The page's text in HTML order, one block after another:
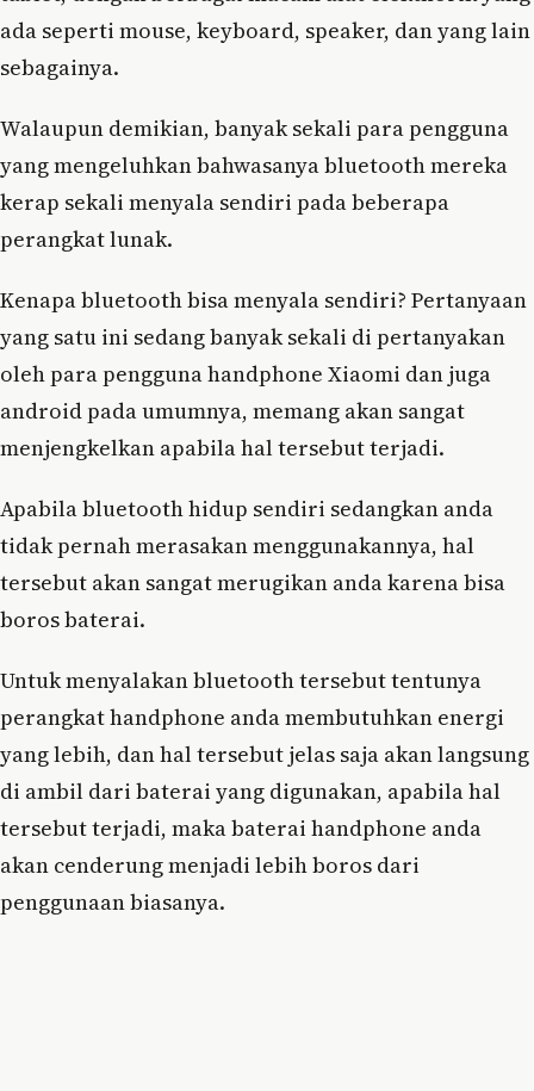
ada seperti mouse, keyboard, speaker, dan yang lain
sebagainya.
Walaupun demikian, banyak sekali para pengguna
yang mengeluhkan bahwasanya bluetooth mereka
kerap sekali menyala sendiri pada beberapa
perangkat lunak.
Kenapa bluetooth bisa menyala sendiri? Pertanyaan
yang satu ini sedang banyak sekali di pertanyakan
oleh para pengguna handphone Xiaomi dan juga
android pada umumnya, memang akan sangat
menjengkelkan apabila hal tersebut terjadi.
Apabila bluetooth hidup sendiri sedangkan anda
tidak pernah merasakan menggunakannya, hal
tersebut akan sangat merugikan anda karena bisa
boros baterai.
Untuk menyalakan bluetooth tersebut tentunya
perangkat handphone anda membutuhkan energi
yang lebih, dan hal tersebut jelas saja akan langsung
di ambil dari baterai yang digunakan, apabila hal
tersebut terjadi, maka baterai handphone anda
akan cenderung menjadi lebih boros dari
penggunaan biasanya.